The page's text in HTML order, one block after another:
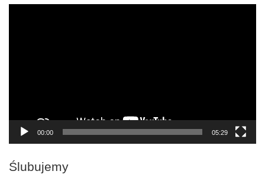
00:00 05:29
Ślubujemy